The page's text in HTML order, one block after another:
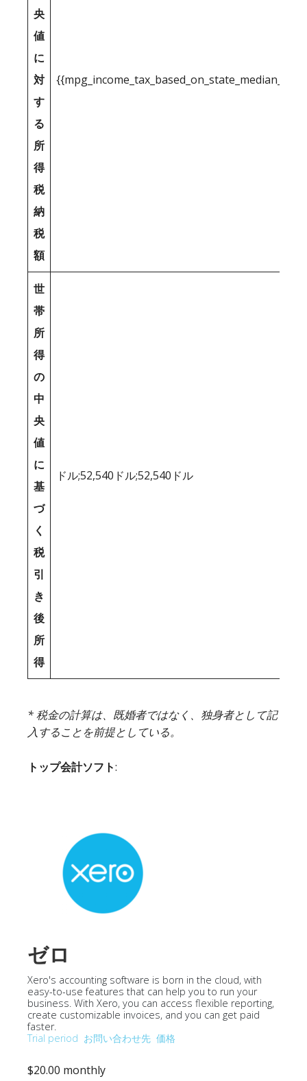
央
値
に
対
す
る
所
得
税
納
税
額
世
帯
所
得
の
中
央
値
に
基
づ
く
税
引
き
後
所
得
ドル;52,540ドル;52,540ドル
* 税金の計算は、既婚者ではなく、独身者として記
入することを前提としている。
トップ会計ソフト:
ゼロ
Xero's accounting software is born in the cloud, with
easy-to-use features that can help you to run your
business. With Xero, you can access flexible reporting,
create customizable invoices, and you can get paid
faster.
Trial period お問い合わせ先 価格
$20.00 monthly